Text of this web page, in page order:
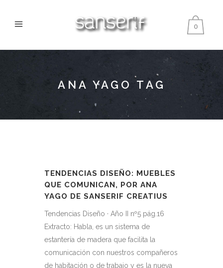
0
ANA YAGO TAG
TENDENCIAS DISEÑO: MUEBLES
QUE COMUNICAN, POR ANA
YAGO DE SANSERIF CREATIUS
Tendencias Diseño · Año II nº5 pág.16
Extracto: Habla, es un sistema de
estantería de madera que facilita la
comunicación con nuestros compañeros
de habitación o de trabajo y es la nueva